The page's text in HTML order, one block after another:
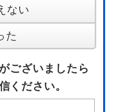
ない
た
ございましたら
ください。